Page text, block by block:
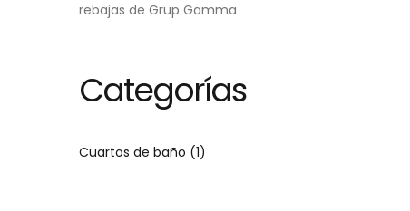
rebajas de Grup Gamma
Categorías
Cuartos de baño (1)